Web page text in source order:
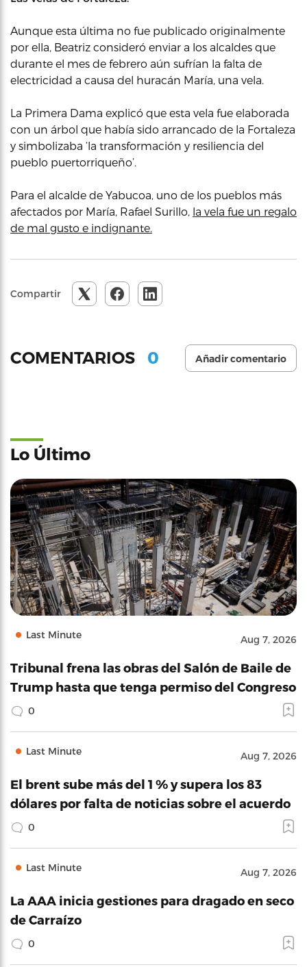
Aunque esta última no fue publicado originalmente
por ella, Beatriz consideró enviar a los alcaldes que
durante el mes de febrero aún sufrían la falta de
electricidad a causa del huracán María, una vela.
La Primera Dama explicó que esta vela fue elaborada
con un árbol que había sido arrancado de la Fortaleza
y simbolizaba ‘la transformación y resiliencia del
pueblo puertorriqueño’.
Para el alcalde de Yabucoa, uno de los pueblos más
afectados por María, Rafael Surillo, la vela fue un regalo
de mal gusto e indignante.
Compartir
COMENTARIOS 0 Añadir comentario
Lo Último
Last Minute Aug 7, 2026
Tribunal frena las obras del Salón de Baile de
Trump hasta que tenga permiso del Congreso
0
Last Minute Aug 7, 2026
El brent sube más del 1 % y supera los 83
dólares por falta de noticias sobre el acuerdo
0
Last Minute Aug 7, 2026
La AAA inicia gestiones para dragado en seco
de Carraízo
0